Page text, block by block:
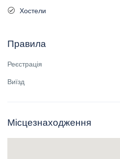
Хостели
Правила
Реєстрація
Виїзд
Місцезнаходження